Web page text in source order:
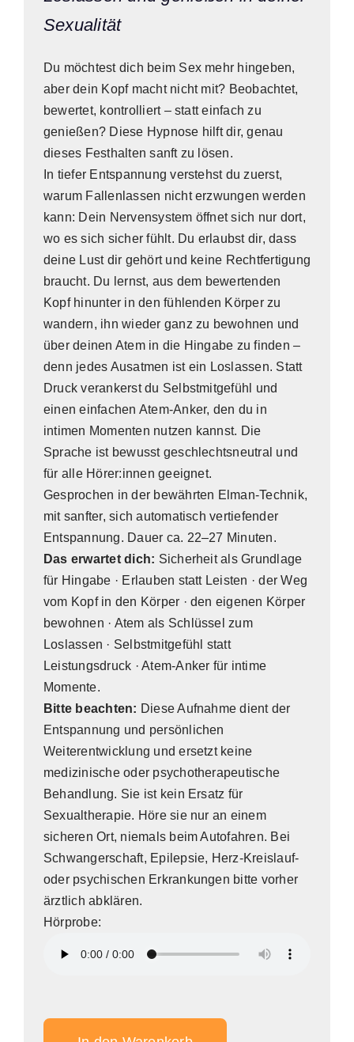
Sexualität
Du möchtest dich beim Sex mehr hingeben,
aber dein Kopf macht nicht mit? Beobachtet,
bewertet, kontrolliert – statt einfach zu
genießen? Diese Hypnose hilft dir, genau
dieses Festhalten sanft zu lösen.
In tiefer Entspannung verstehst du zuerst,
warum Fallenlassen nicht erzwungen werden
kann: Dein Nervensystem öffnet sich nur dort,
wo es sich sicher fühlt. Du erlaubst dir, dass
deine Lust dir gehört und keine Rechtfertigung
braucht. Du lernst, aus dem bewertenden
Kopf hinunter in den fühlenden Körper zu
wandern, ihn wieder ganz zu bewohnen und
über deinen Atem in die Hingabe zu finden –
denn jedes Ausatmen ist ein Loslassen. Statt
Druck verankerst du Selbstmitgefühl und
einen einfachen Atem-Anker, den du in
intimen Momenten nutzen kannst. Die
Sprache ist bewusst geschlechtsneutral und
für alle Hörer:innen geeignet.
Gesprochen in der bewährten Elman-Technik,
mit sanfter, sich automatisch vertiefender
Entspannung. Dauer ca. 22–27 Minuten.
Das erwartet dich: Sicherheit als Grundlage
für Hingabe · Erlauben statt Leisten · der Weg
vom Kopf in den Körper · den eigenen Körper
bewohnen · Atem als Schlüssel zum
Loslassen · Selbstmitgefühl statt
Leistungsdruck · Atem-Anker für intime
Momente.
Bitte beachten: Diese Aufnahme dient der
Entspannung und persönlichen
Weiterentwicklung und ersetzt keine
medizinische oder psychotherapeutische
Behandlung. Sie ist kein Ersatz für
Sexualtherapie. Höre sie nur an einem
sicheren Ort, niemals beim Autofahren. Bei
Schwangerschaft, Epilepsie, Herz-Kreislauf-
oder psychischen Erkrankungen bitte vorher
ärztlich abklären.
Hörprobe: